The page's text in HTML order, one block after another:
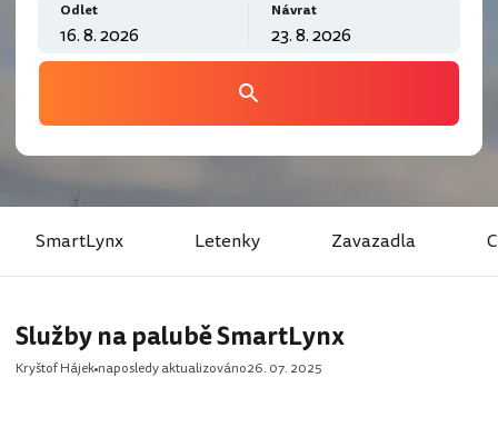
Odlet Návrat
SmartLynx Letenky Zavazadla
Služby na palubě SmartLynx
Kryštof Hájek naposledy aktualizováno26. 07. 2025